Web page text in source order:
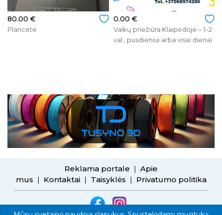
80.00 €
Plancete
0.00 €
Vaikų priežiūra Klaipėdoje – 1–2
val., pusdieniui arba visai dienai
Reklama portale | Apie
mus | Kontaktai| Taisyklės | Privatumo politika